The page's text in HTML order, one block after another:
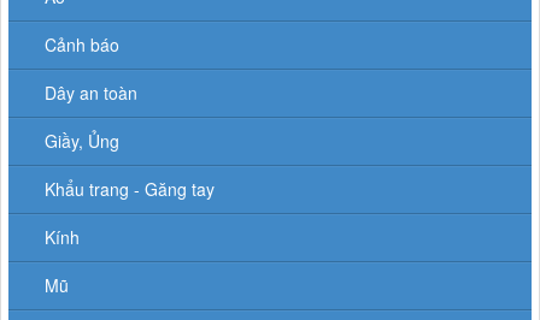
Cảnh báo
Dây an toàn
Giầy, Ủng
Khẩu trang - Găng tay
Kính
Mũ